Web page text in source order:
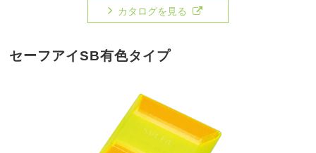
カタログを見る
セーフアイSB有色タイプ